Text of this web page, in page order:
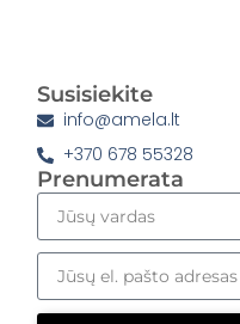
Susisiekite
info@amela.lt
+370 678 55328
Prenumerata